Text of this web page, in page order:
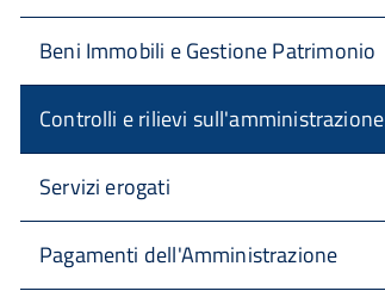
Beni Immobili e Gestione Patrimonio
Controlli e rilievi sull'amministrazione
Servizi erogati
Pagamenti dell'Amministrazione